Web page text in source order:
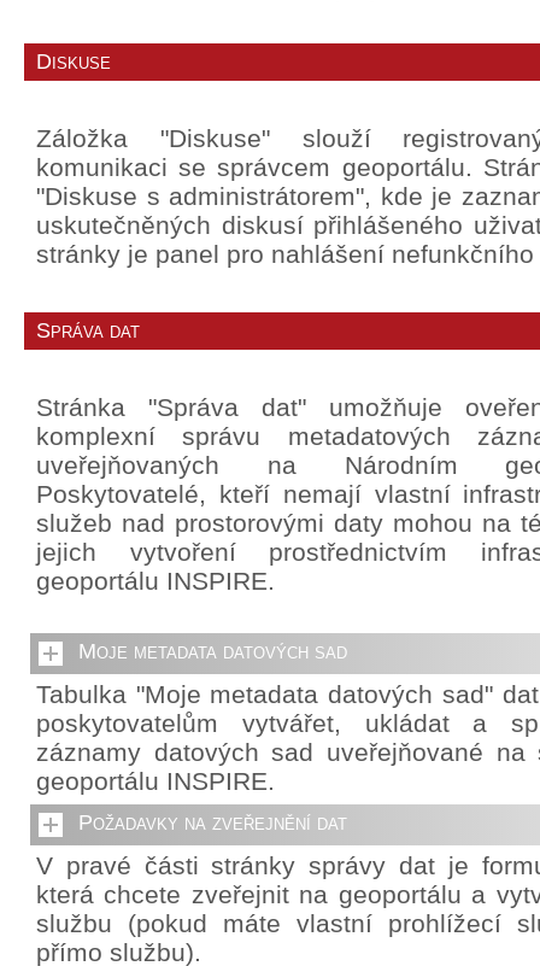
Diskuse
Záložka "Diskuse" slouží
komunikaci se správcem geoportálu.
"Diskuse s administrátorem", kde je
uskutečněných diskusí přihlášeného
stránky je panel pro nahlášení
Správa dat
Stránka "Správa dat" umožňuje
komplexní správu metadatových
uveřejňovaných na Národním
Poskytovatelé, kteří nemají vlastní
služeb nad prostorovými daty mohou na
jejich vytvoření prostřednictvím
geoportálu INSPIRE.
Moje metadata datových sad
Tabulka "Moje metadata datových sad"
poskytovatelům vytvářet, ukládat a
záznamy datových sad uveřejňované na
geoportálu INSPIRE.
Požadavky na zveřejnění dat
V pravé části stránky správy dat je
která chcete zveřejnit na geoportálu a
službu (pokud máte vlastní prohlížecí
přímo službu).